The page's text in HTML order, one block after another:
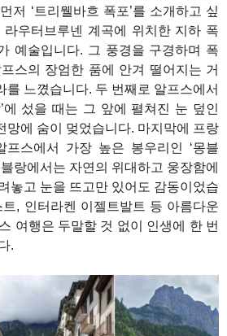
저 ‘트리뭴바흐 폭포’를 소개하고 싶
우터브루넨 계곡에 위치한 지하 폭
예술입니다. 그 풍경을 구경하며 폭
스의 장엄한 품에 안겨 떨어지는 거
를 느꼈습니다. 두 번째로 알프스에서
에 섰을 때는 그 앞에 펼쳐진 눈 덮인
망에 숨이 멎었습니다. 마지막에 프랑
스에서 가장 높은 봉우리인 ‘몽블
랑에서는 자연의 위대하고 웅장함에
놓고 눈을 뜨고만 있어도 감동이었습
, 인터라켄 이젤트발트 등 아름다운
여행은 두말할 것 없이 인생에 한 번
.